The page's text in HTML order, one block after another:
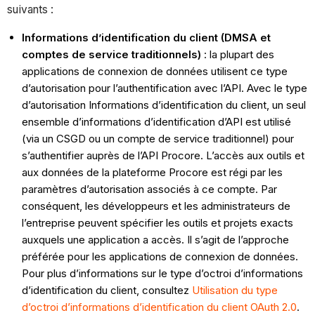
suivants :
Informations d’identification du client (DMSA et
comptes de service traditionnels) : la plupart des
applications de connexion de données utilisent ce type
d’autorisation pour l’authentification avec l’API. Avec le type
d’autorisation Informations d’identification du client, un seul
ensemble d’informations d’identification d’API est utilisé
(via un CSGD ou un compte de service traditionnel) pour
s’authentifier auprès de l’API Procore. L’accès aux outils et
aux données de la plateforme Procore est régi par les
paramètres d’autorisation associés à ce compte. Par
conséquent, les développeurs et les administrateurs de
l’entreprise peuvent spécifier les outils et projets exacts
auxquels une application a accès. Il s’agit de l’approche
préférée pour les applications de connexion de données.
Pour plus d’informations sur le type d’octroi d’informations
d’identification du client, consultez Utilisation du type
d’octroi d’informations d’identification du client OAuth 2.0.